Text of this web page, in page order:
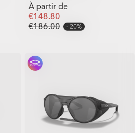
À partir de
€148.80
€186.00
20%